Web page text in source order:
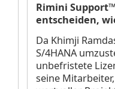
Rimini
entscheiden,
Da Khimji
S/4HANA
unbefristete
seine